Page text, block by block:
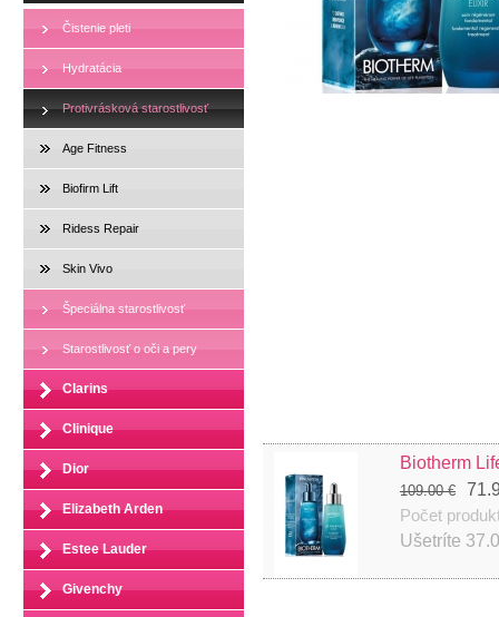
Čistenie pleti
Hydratácia
Protivrásková starostlivosť
Age Fitness
Biofirm Lift
Ridess Repair
Skin Vivo
Špeciálna starostlivosť
Starostlivosť o oči a pery
Clarins
Clinique
Dior
Elizabeth Arden
Estee Lauder
Givenchy
Biotherm
109.00 €
Počet
Ušetríte